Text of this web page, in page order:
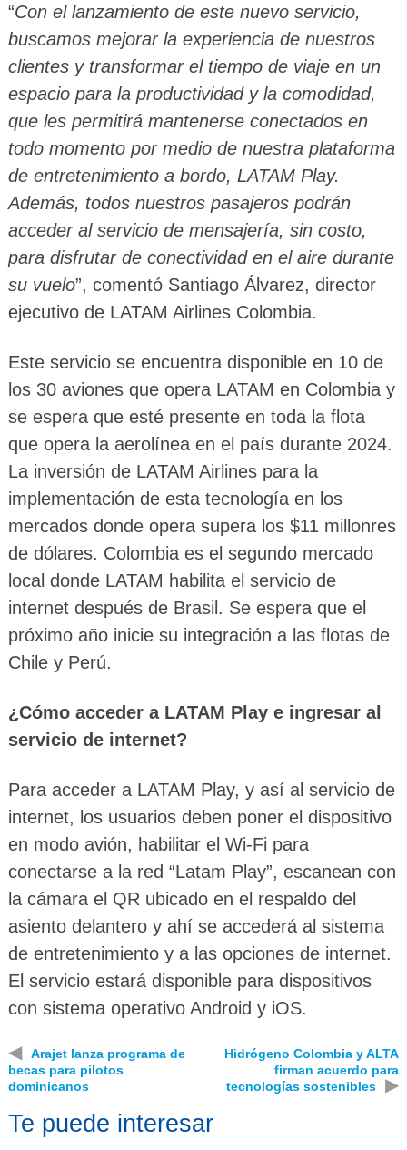
“Con el lanzamiento de este nuevo servicio,
buscamos mejorar la experiencia de nuestros
clientes y transformar el tiempo de viaje en un
espacio para la productividad y la comodidad,
que les permitirá mantenerse conectados en
todo momento por medio de nuestra plataforma
de entretenimiento a bordo, LATAM Play.
Además, todos nuestros pasajeros podrán
acceder al servicio de mensajería, sin costo,
para disfrutar de conectividad en el aire durante
su vuelo”, comentó Santiago Álvarez, director
ejecutivo de LATAM Airlines Colombia.
Este servicio se encuentra disponible en 10 de
los 30 aviones que opera LATAM en Colombia y
se espera que esté presente en toda la flota
que opera la aerolínea en el país durante 2024.
La inversión de LATAM Airlines para la
implementación de esta tecnología en los
mercados donde opera supera los $11 millonres
de dólares. Colombia es el segundo mercado
local donde LATAM habilita el servicio de
internet después de Brasil. Se espera que el
próximo año inicie su integración a las flotas de
Chile y Perú.
¿Cómo acceder a LATAM Play e ingresar al
servicio de internet?
Para acceder a LATAM Play, y así al servicio de
internet, los usuarios deben poner el dispositivo
en modo avión, habilitar el Wi-Fi para
conectarse a la red “Latam Play”, escanean con
la cámara el QR ubicado en el respaldo del
asiento delantero y ahí se accederá al sistema
de entretenimiento y a las opciones de internet.
El servicio estará disponible para dispositivos
con sistema operativo Android y iOS.
◀
Arajet lanza programa de
becas para pilotos
dominicanos
Hidrógeno Colombia y ALTA
firman acuerdo para
tecnologías sostenibles
▶
Te puede interesar